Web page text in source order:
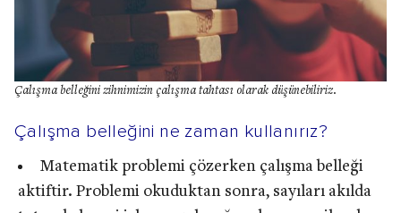
Çalışma belleğini zihnimizin çalışma tahtası olarak düşünebiliriz.
Çalışma belleğini ne zaman kullanırız?
Matematik problemi çözerken çalışma belleği
aktiftir. Problemi okuduktan sonra, sayıları akılda